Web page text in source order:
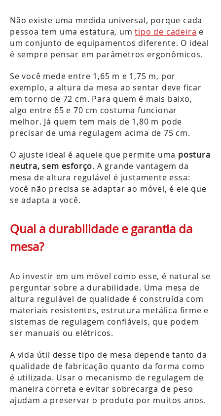
Não existe uma medida universal, porque cada
pessoa tem uma estatura, umtipo de cadeira e
um conjunto de equipamentos diferente. O ideal
é sempre pensar em parâmetros ergonômicos.
Se você mede entre 1,65 m e 1,75 m, por
exemplo, a altura da mesa ao sentar deve ficar
em torno de 72 cm. Para quem é mais baixo,
algo entre 65 e 70 cm costuma funcionar
melhor. Já quem tem mais de 1,80 m pode
precisar de uma regulagem acima de 75 cm.
O ajuste ideal é aquele que permite uma postura
neutra, sem esforço. A grande vantagem da
mesa de altura regulável é justamente essa:
você não precisa se adaptar ao móvel, é ele que
se adapta a você.
Qual a durabilidade e garantia da
mesa?
Ao investir em um móvel como esse, é natural se
perguntar sobre a durabilidade. Uma mesa de
altura regulável de qualidade é construída com
materiais resistentes, estrutura metálica firme e
sistemas de regulagem confiáveis, que podem
ser manuais ou elétricos.
A vida útil desse tipo de mesa depende tanto da
qualidade de fabricação quanto da forma como
é utilizada. Usar o mecanismo de regulagem de
maneira correta e evitar sobrecarga de peso
ajudam a preservar o produto por muitos anos.